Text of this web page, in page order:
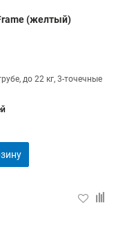
(желтый)
до 22 кг, 3-точечные